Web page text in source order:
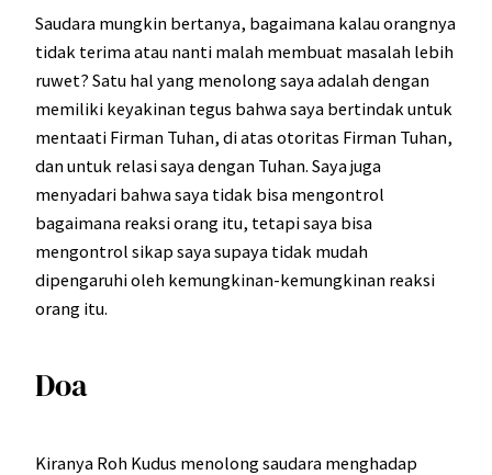
Saudara mungkin bertanya, bagaimana kalau orangnya
tidak terima atau nanti malah membuat masalah lebih
ruwet? Satu hal yang menolong saya adalah dengan
memiliki keyakinan tegus bahwa saya bertindak untuk
mentaati Firman Tuhan, di atas otoritas Firman Tuhan,
dan untuk relasi saya dengan Tuhan. Saya juga
menyadari bahwa saya tidak bisa mengontrol
bagaimana reaksi orang itu, tetapi saya bisa
mengontrol sikap saya supaya tidak mudah
dipengaruhi oleh kemungkinan-kemungkinan reaksi
orang itu.
Doa
Kiranya Roh Kudus menolong saudara menghadap